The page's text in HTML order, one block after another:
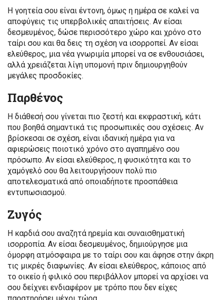
Η γοητεία σου είναι έντονη, όμως η ημέρα σε καλεί να
αποφύγεις τις υπερβολικές απαιτήσεις. Αν είσαι
δεσμευμένος, δώσε περισσότερο χώρο και χρόνο στο
ταίρι σου και θα δεις τη σχέση να ισορροπεί. Αν είσαι
ελεύθερος, μια νέα γνωριμία μπορεί να σε ενθουσιάσει,
αλλά χρειάζεται λίγη υπομονή πριν δημιουργηθούν
μεγάλες προσδοκίες.
Παρθένος
Η διάθεσή σου γίνεται πιο ζεστή και εκφραστική, κάτι
που βοηθά σημαντικά τις προσωπικές σου σχέσεις. Αν
βρίσκεσαι σε σχέση, είναι ιδανική ημέρα για να
αφιερώσεις ποιοτικό χρόνο στο αγαπημένο σου
πρόσωπο. Αν είσαι ελεύθερος, η φυσικότητα και το
χαμόγελό σου θα λειτουργήσουν πολύ πιο
αποτελεσματικά από οποιαδήποτε προσπάθεια
εντυπωσιασμού.
Ζυγός
Η καρδιά σου αναζητά ηρεμία και συναισθηματική
ισορροπία. Αν είσαι δεσμευμένος, δημιούργησε μια
όμορφη ατμόσφαιρα με το ταίρι σου και άφησε στην άκρη
τις μικρές διαφωνίες. Αν είσαι ελεύθερος, κάποιος από
το οικείο ή φιλικό σου περιβάλλον μπορεί να αρχίσει να
σου δείχνει ενδιαφέρον με τρόπο που δεν είχες